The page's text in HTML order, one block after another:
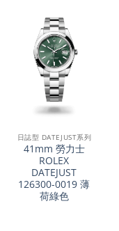
日誌型 DATEJUST系列
41mm 勞力士
ROLEX
DATEJUST
126300-0019 薄
荷綠色